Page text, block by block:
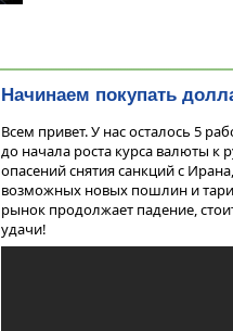
Начинаем покупать
Всем привет. У нас осталось 5
до начала роста курса валюты к
опасений снятия санкций с
возможных новых пошлин и
рынок продолжает падение,
удачи!